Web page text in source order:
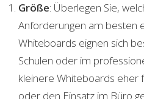
Größe: Überlegen Sie,
Anforderungen am besten
Whiteboards eignen sich
Schulen oder im
kleinere Whiteboards eher
oder den Einsatz im Büro